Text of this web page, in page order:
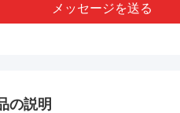
メッセージを送る
の説明